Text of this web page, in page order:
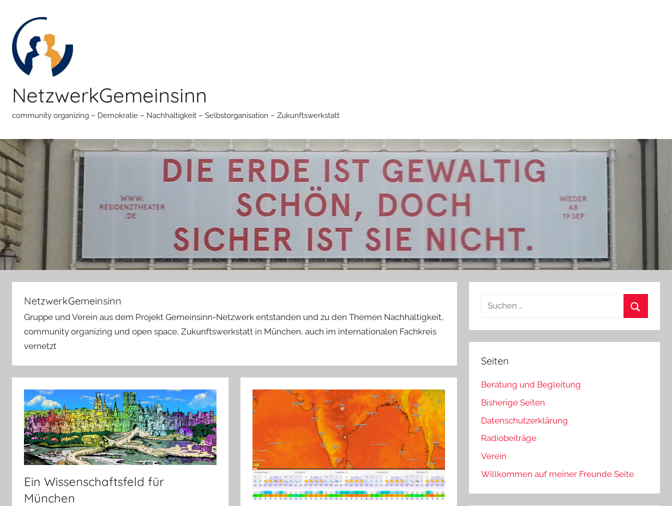
springen
NetzwerkGemeinsinn
community organizing – Demokratie – Nachhaltigkeit – Selbstorganisation – Zukunftswerkstatt
NetzwerkGemeinsinn
Gruppe und Verein aus dem Projekt Gemeinsinn-Netzwerk entstanden und zu den Themen Nachhaltigkeit,
community organizing und open space, Zukunftswerkstatt in München, auch im internationalen Fachkreis
vernetzt
Ein Wissenschaftsfeld für
München
Suchen
Seiten
Beratung und Begleitung
Bisherige Seiten
Datenschutzerklärung
Radiobeiträge
Verein
Willkommen auf meiner Freunde Seite